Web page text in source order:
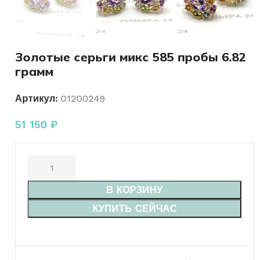
Золотые серьги микс 585 пробы 6.82
грамм
Артикул: 01200249
51 150 ₽
В КОРЗИНУ
КУПИТЬ СЕЙЧАС